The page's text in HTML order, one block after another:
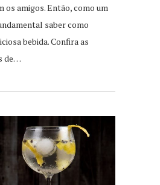
os amigos. Então, como um
saber como
bebida. Confira as
de…